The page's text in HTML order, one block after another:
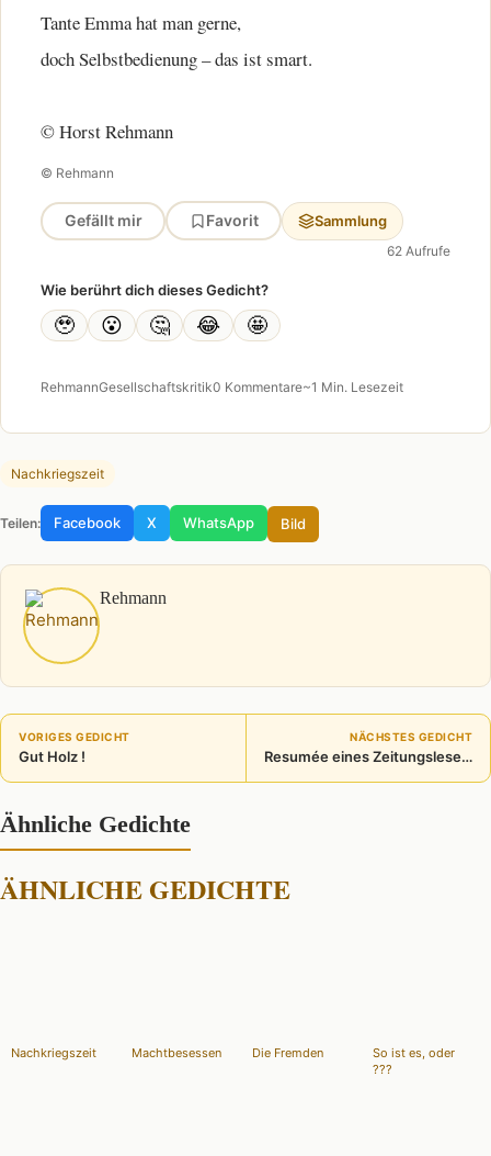
Tante Emma hat man gerne,
doch Selbstbedienung – das ist smart.
© Horst Rehmann
© Rehmann
Gefällt mir Favorit Sammlung
62 Aufrufe
Wie berührt dich dieses Gedicht?
🥹 😮 🤔 😂 🤩
RehmannGesellschaftskritik0 Kommentare~1 Min. Lesezeit
Nachkriegszeit
Teilen: Facebook X WhatsApp Bild
Rehmann
VORIGES GEDICHT
Gut Holz !
NÄCHSTES GEDICHT
Resumée eines Zeitungslesers
Ähnliche Gedichte
ÄHNLICHE GEDICHTE
Nachkriegszeit Machtbesessen Die Fremden
So ist es, oder
???